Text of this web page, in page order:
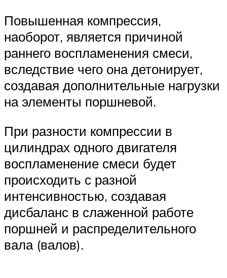
Повышенная компрессия,
наоборот, является причиной
раннего воспламенения смеси,
вследствие чего она детонирует,
создавая дополнительные нагрузки
на элементы поршневой.
При разности компрессии в
цилиндрах одного двигателя
воспламенение смеси будет
происходить с разной
интенсивностью, создавая
дисбаланс в слаженной работе
поршней и распределительного
вала (валов).